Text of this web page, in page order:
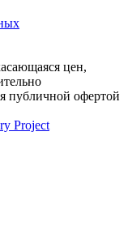
цен,
публичной офертой
Project